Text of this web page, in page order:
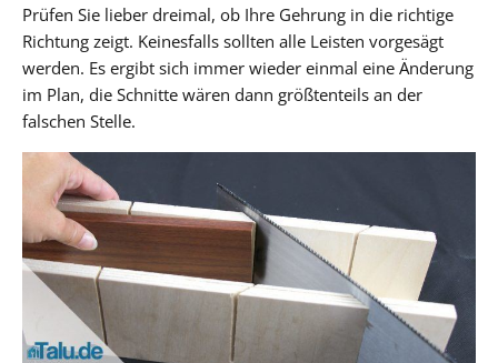
Prüfen Sie lieber dreimal, ob Ihre Gehrung in die richtige
Richtung zeigt. Keinesfalls sollten alle Leisten vorgesägt
werden. Es ergibt sich immer wieder einmal eine Änderung
im Plan, die Schnitte wären dann größtenteils an der
falschen Stelle.